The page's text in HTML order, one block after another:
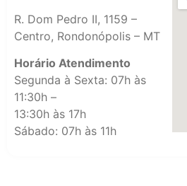
R. Dom Pedro II, 1159 –
Centro, Rondonópolis – MT
Horário Atendimento
Segunda à Sexta: 07h às
11:30h –
13:30h às 17h
Sábado: 07h às 11h